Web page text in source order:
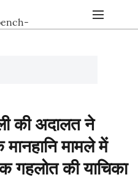
की अदालत ने
मामले में
की याचिका